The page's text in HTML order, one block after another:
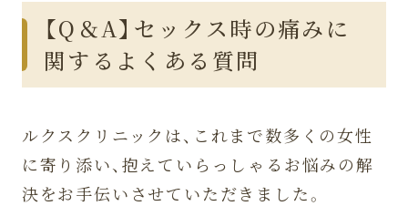
【Q＆A】セックス時の痛みに
関するよくある質問
ルクスクリニックは、これまで数多くの女性
に寄り添い、抱えていらっしゃるお悩みの解
決をお手伝いさせていただきました。